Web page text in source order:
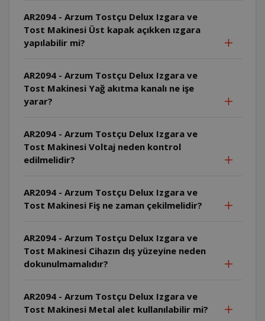
AR2094 - Arzum Tostçu Delux Izgara ve
Tost Makinesi Üst kapak açıkken ızgara
yapılabilir mi?
AR2094 - Arzum Tostçu Delux Izgara ve
Tost Makinesi Yağ akıtma kanalı ne işe
yarar?
AR2094 - Arzum Tostçu Delux Izgara ve
Tost Makinesi Voltaj neden kontrol
edilmelidir?
AR2094 - Arzum Tostçu Delux Izgara ve
Tost Makinesi Fiş ne zaman çekilmelidir?
AR2094 - Arzum Tostçu Delux Izgara ve
Tost Makinesi Cihazın dış yüzeyine neden
dokunulmamalıdır?
AR2094 - Arzum Tostçu Delux Izgara ve
Tost Makinesi Metal alet kullanılabilir mi?